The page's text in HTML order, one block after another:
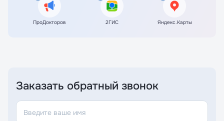
ПроДокторов 2ГИС Яндекс.Карты
Заказать обратный звонок